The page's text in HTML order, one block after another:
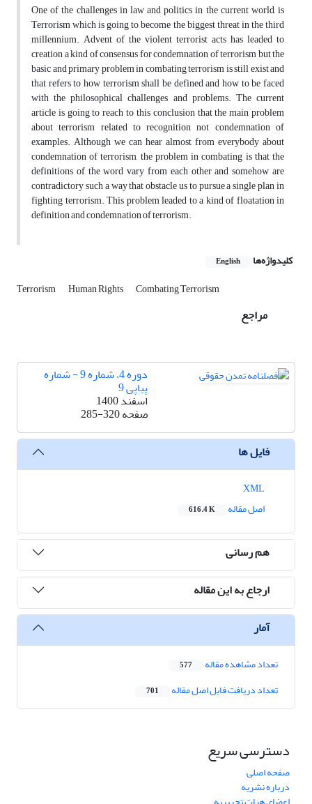
One of the challenges in law and politics in the current world, is
Terrorism which is going to become the biggest threat in the third
millennium. Advent of the violent terrorist acts has leaded to
creation a kind of consensus for condemnation of terrorism but the
basic and primary problem in combating terrorism is still exist and
that refers to how terrorism shall be defined and how to be faced
with the philosophical challenges and problems. The current
article is going to reach to this conclusion that the main problem
about terrorism related to recognition not condemnation of
examples. Although we can hear almost from everybody about
condemnation of terrorism, the problem in combating is that the
definitions of the word vary from each other and somehow are
contradictory such a way that obstacle us to pursue a single plan in
fighting terrorism. This problem leaded to a kind of floatation in
definition and condemnation of terrorism.
کلیدواژه‌ها English
Terrorism Human Rights Combating Terrorism
مراجع
دوره 4، شماره 9 - شماره
پیاپی 9
اسفند 1400
صفحه285-320
فایل ها
اصل مقاله
616.4 K
هم رسانی
ارجاع به این مقاله
آمار
تعداد مشاهده مقاله 577
تعداد دریافت فایل اصل مقاله 701
دسترسی سریع
صفحه اصلی
درباره نشریه